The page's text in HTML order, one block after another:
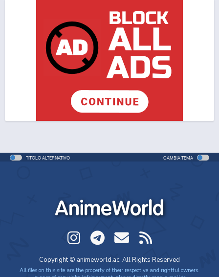
Movie - 2004 - 1h e 35 min/ep
One Piece Movie 05: Norowareta Seiken (ITA)
Movie - 2004 - 1h e 35 min/ep
no Shima (ITA)
Movie - 2005 - 1h e 31 min/ep
One Piece: Le avventure del detective Cappello di
Special - 2005 - 42 min/ep
One Piece Movie 07: Karakuri-jou no Mecha Kyohei
Movie - 2006 - 1h e 34 min/ep
TITOLO ALTERNATIVO CAMBIA TEMA
AnimeWorld
Copyright © animeworld.ac. All Rights Reserved
All files on this site are the property of their respective and rightful owners.